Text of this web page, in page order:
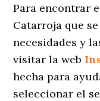
Para encontrar
Catarroja que
necesidades y
visitar la web
hecha para
seleccionar el